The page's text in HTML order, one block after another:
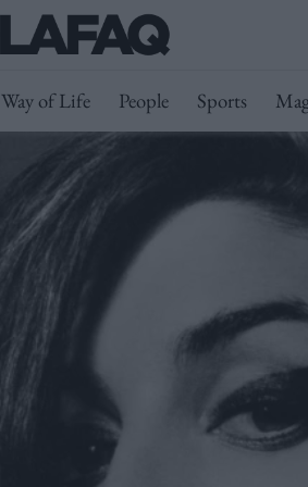
Way of Life People Sports